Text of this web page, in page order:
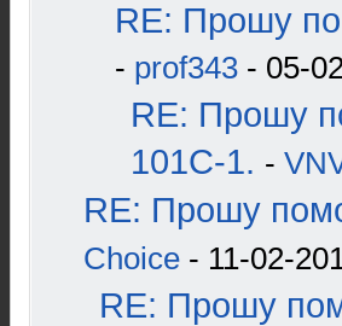
RE: Прошу
- prof343 - 05-
RE: Прошу
101С-1. -
RE: Прошу
Choice - 11-02-
RE: Прошу